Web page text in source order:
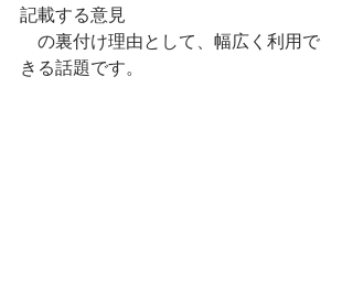
記載する意見
の裏付け理由として、幅広く利用で
きる話題です。